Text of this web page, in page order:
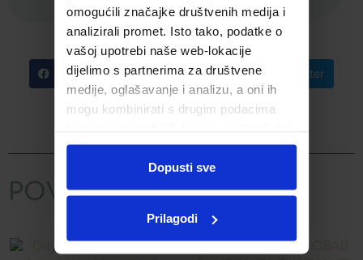
omogućili značajke društvenih medija i
analizirali promet. Isto tako, podatke o
vašoj upotrebi naše web-lokacije
dijelimo s partnerima za društvene
medije, oglašavanje i analizu, a oni ih
mogu kombinirati s drugim podacima
ste upotrebljavali njihove usluge.
Dopusti sve
Prilagodi
Facebook Telegram Twitter
WhatsApp Email
POVEZANI PROIZVODI